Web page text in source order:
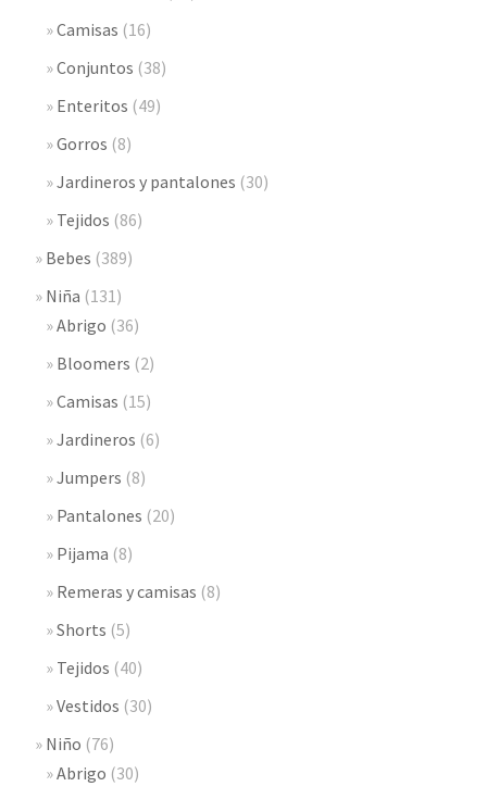
Camisas (16)
Conjuntos (38)
Enteritos (49)
Gorros (8)
Jardineros y pantalones (30)
Tejidos (86)
Bebes (389)
Niña (131)
Abrigo (36)
Bloomers (2)
Camisas (15)
Jardineros (6)
Jumpers (8)
Pantalones (20)
Pijama (8)
Remeras y camisas (8)
Shorts (5)
Tejidos (40)
Vestidos (30)
Niño (76)
Abrigo (30)